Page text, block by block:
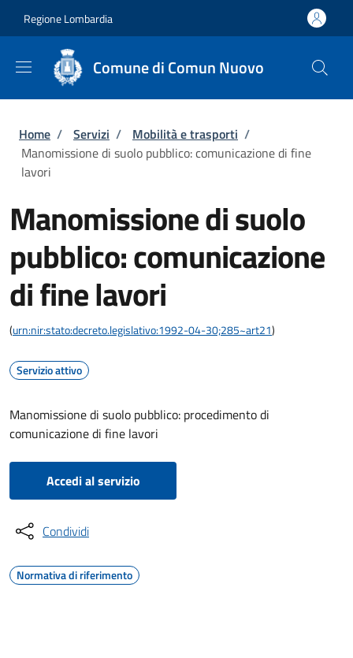
Regione Lombardia
Comune di Comun Nuovo
Briciole di pane
Home / Servizi / Mobilità e trasporti /
Manomissione di suolo pubblico: comunicazione di fine
lavori
Manomissione di suolo
pubblico: comunicazione
di fine lavori
(urn:nir:stato:decreto.legislativo:1992-04-30;285~art21)
Servizio attivo
Manomissione di suolo pubblico: procedimento di
comunicazione di fine lavori
Accedi al servizio
Condividi
Normativa di riferimento